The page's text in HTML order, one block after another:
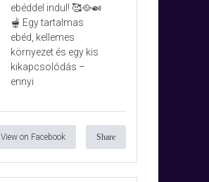
ebéddel indul! 🥰🥘🍛
🫕 Egy tartalmas
ebéd, kellemes
környezet és egy kis
kikapcsolódás –
ennyi
View on Facebook Share